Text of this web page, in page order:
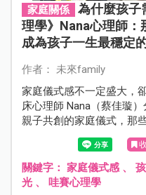
家庭關係
為什麼孩子
理學》Nana心理師：
成為孩子一生最穩定
作者： 未來family
家庭儀式感不一定盛大，
床心理師 Nana（蔡佳璇
親子共創的家庭儀式，那
子一生最穩定的依靠。
關鍵字： 家庭儀式感、
光、 哇賽心理學